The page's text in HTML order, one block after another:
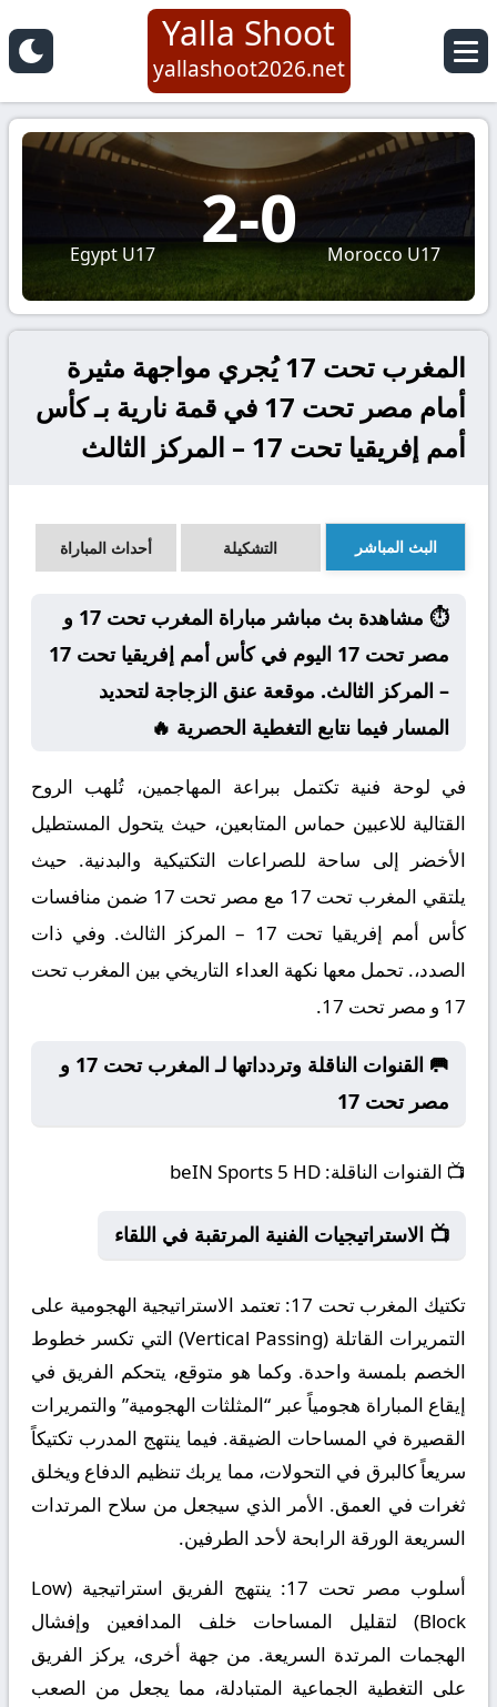
Yalla Shoot
yallashoot2026.net
Morocco U17
0
-
2
Egypt U17
المغرب تحت 17 يُجري مواجهة مثيرة
أمام مصر تحت 17 في قمة نارية بـ كأس
أمم إفريقيا تحت 17 – المركز الثالث
البث المباشر التشكيلة أحداث المباراة
⏱️ مشاهدة بث مباشر مباراة المغرب تحت 17 و
مصر تحت 17 اليوم في كأس أمم إفريقيا تحت 17
– المركز الثالث. موقعة عنق الزجاجة لتحديد
المسار فيما نتابع التغطية الحصرية 🔥
في لوحة فنية تكتمل ببراعة المهاجمين، تُلهب الروح
القتالية للاعبين حماس المتابعين، حيث يتحول المستطيل
الأخضر إلى ساحة للصراعات التكتيكية والبدنية. حيث
يلتقي المغرب تحت 17 مع مصر تحت 17 ضمن منافسات
كأس أمم إفريقيا تحت 17 – المركز الثالث. وفي ذات
الصدد،. تحمل معها نكهة العداء التاريخي بين المغرب تحت
17 و مصر تحت 17.
🥅 القنوات الناقلة وتردداتها لـ المغرب تحت 17 و
مصر تحت 17
📺 القنوات الناقلة:
📺 الاستراتيجيات الفنية المرتقبة في اللقاء
تكتيك المغرب تحت 17:
تعتمد الاستراتيجية الهجومية على
التمريرات القاتلة (Vertical Passing) التي تكسر خطوط
الخصم بلمسة واحدة. وكما هو متوقع، يتحكم الفريق في
إيقاع المباراة هجومياً عبر “المثلثات الهجومية” والتمريرات
القصيرة في المساحات الضيقة. فيما ينتهج المدرب تكتيكاً
سريعاً كالبرق في التحولات، مما يربك تنظيم الدفاع ويخلق
ثغرات في العمق. الأمر الذي سيجعل من سلاح المرتدات
السريعة الورقة الرابحة لأحد الطرفين.
أسلوب مصر تحت 17:
ينتهج الفريق استراتيجية (Low
Block) لتقليل المساحات خلف المدافعين وإفشال
الهجمات المرتدة السريعة. من جهة أخرى، يركز الفريق
على التغطية الجماعية المتبادلة، مما يجعل من الصعب